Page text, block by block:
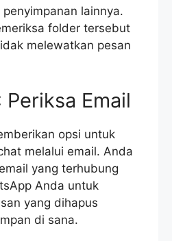
lainnya.
folder tersebut
melewatkan pesan
Email
opsi untuk
melalui email. Anda
yang terhubung
Anda untuk
yang dihapus
di sana.